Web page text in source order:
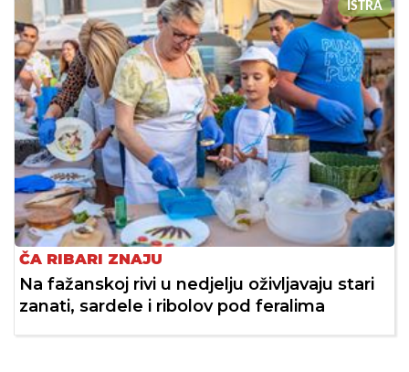
ISTRA
ČA RIBARI ZNAJU
Na fažanskoj rivi u nedjelju oživljavaju stari
zanati, sardele i ribolov pod feralima